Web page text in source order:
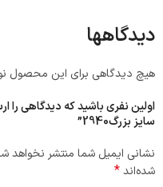
دیدگاهها
هیچ دیدگاهی برای این محصول
اولین نفری باشید که دیدگاهی را
سایز بزرگ2940”
نشانی ایمیل شما منتشر نخواهد
شده‌اند*